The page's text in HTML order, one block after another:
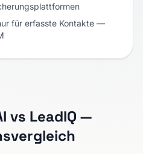
für erfasste Kontakte —
vs LeadIQ —